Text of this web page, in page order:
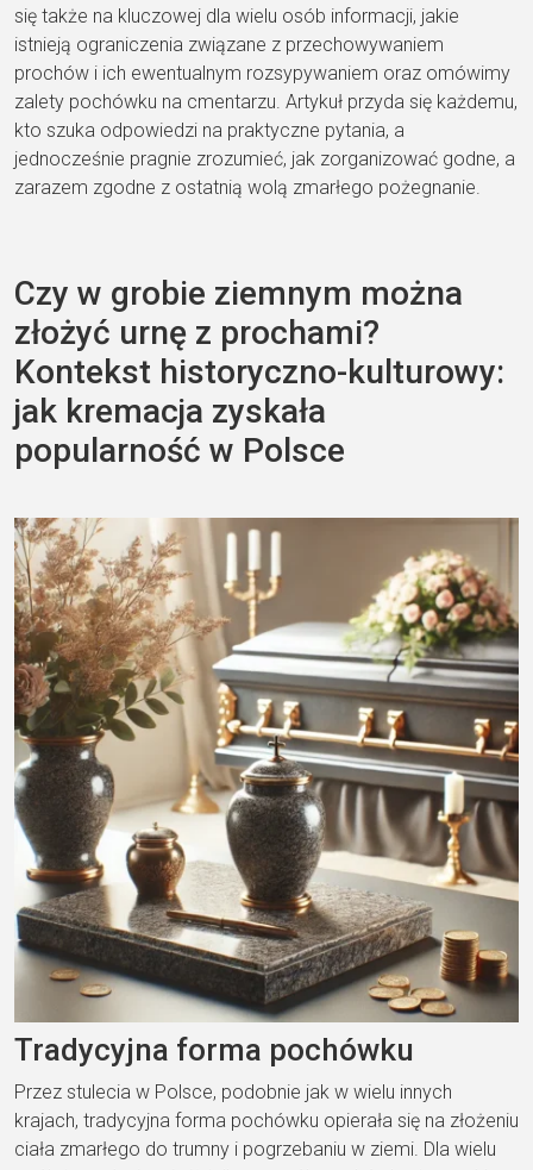
się także na kluczowej dla wielu osób informacji, jakie
istnieją ograniczenia związane z przechowywaniem
prochów i ich ewentualnym rozsypywaniem oraz omówimy
zalety pochówku na cmentarzu. Artykuł przyda się każdemu,
kto szuka odpowiedzi na praktyczne pytania, a
jednocześnie pragnie zrozumieć, jak zorganizować godne, a
zarazem zgodne z ostatnią wolą zmarłego pożegnanie.
Czy w grobie ziemnym można
złożyć urnę z prochami?
Kontekst historyczno-kulturowy:
jak kremacja zyskała
popularność w Polsce
Tradycyjna forma pochówku
Przez stulecia w Polsce, podobnie jak w wielu innych
krajach, tradycyjna forma pochówku opierała się na złożeniu
ciała zmarłego do trumny i pogrzebaniu w ziemi. Dla wielu